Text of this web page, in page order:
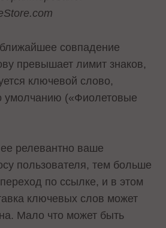
совпадение
превышает лимит знаков,
ключевой слово,
умолчанию («Фиолетовые
релевантно ваше
пользователя, тем больше
по ссылке, и в этом
ключевых слов может
Мало что может быть